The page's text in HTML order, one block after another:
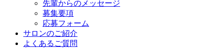
先輩からのメッセージ
募集要項
応募フォーム
サロンのご紹介
よくあるご質問